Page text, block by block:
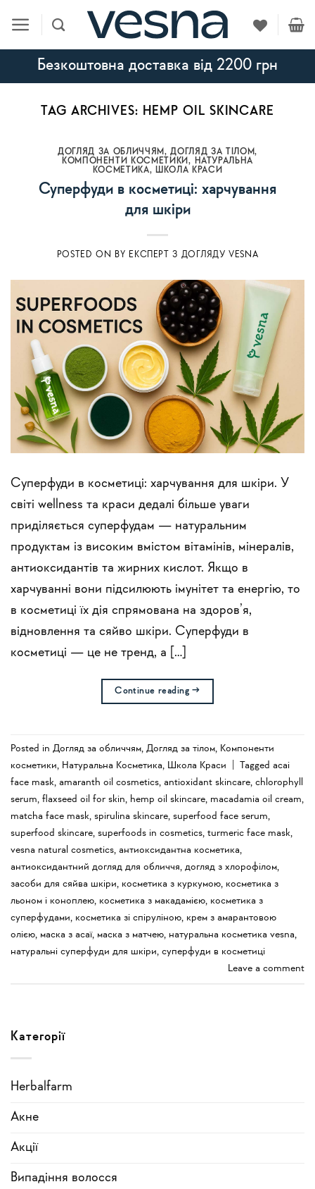
content
Безкоштовна доставка від 2200 грн
TAG ARCHIVES: HEMP OIL SKINCARE
ДОГЛЯД ЗА ОБЛИЧЧЯМ ,ДОГЛЯД ЗА ТІЛОМ,
КОМПОНЕНТИ КОСМЕТИКИ,
НАТУРАЛЬНА
КОСМЕТИКА, ШКОЛА КРАСИ
Суперфуди в косметиці: харчування
для шкіри
POSTED ON BY ЕКСПЕРТ З ДОГЛЯДУ VESNA
Суперфуди в косметиці: харчування для шкіри. У
світі wellness та краси дедалі більше уваги
приділяється суперфудам — натуральним
продуктам із високим вмістом вітамінів, мінералів,
антиоксидантів та жирних кислот. Якщо в
харчуванні вони підсилюють імунітет та енергію, то
в косметиці їх дія спрямована на здоров’я,
відновлення та сяйво шкіри. Суперфуди в
косметиці — це не тренд, а […]
Continue reading→
Posted in Догляд за обличчям, Догляд за тілом, Компоненти
косметики, Натуральна Косметика, Школа Краси Tagged acai
face mask, amaranth oil cosmetics, antioxidant skincare, chlorophyll
serum, flaxseed oil for skin, hemp oil skincare, macadamia oil cream,
matcha face mask, spirulina skincare, superfood face serum,
superfood skincare, superfoods in cosmetics, turmeric face mask,
vesna natural cosmetics, антиоксидантна косметика,
антиоксидантний догляд для обличчя, догляд з хлорофілом,
засоби для сяйва шкіри, косметика з куркумою, косметика з
льоном і коноплею, косметика з макадамією, косметика з
суперфудами, косметика зі спіруліною, крем з амарантовою
олією, маска з асаї, маска з матчею, натуральна косметика vesna,
натуральні суперфуди для шкіри, суперфуди в косметиці
Leave a comment
Категорії
Herbalfarm
Акне
Акції
Випадіння волосся